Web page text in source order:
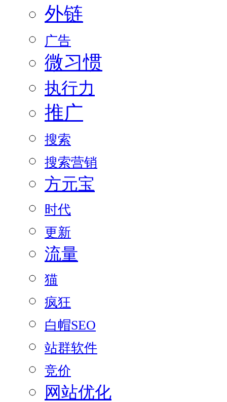
外链
广告
微习惯
执行力
推广
搜索
搜索营销
方元宝
时代
更新
流量
猫
疯狂
白帽SEO
站群软件
竞价
网站优化